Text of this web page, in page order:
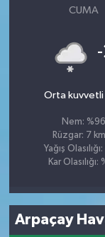
CUMA
Orta kuvvetli
Nem: %96
Rüzgar: 7
Yağış
Kar Olasılığı:
Arpaçay